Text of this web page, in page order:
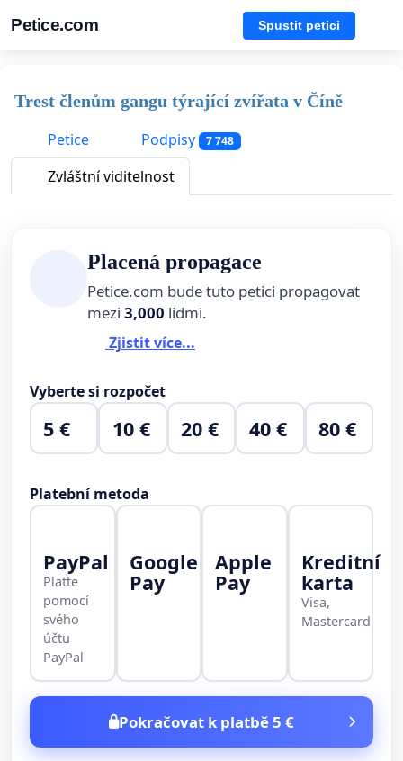
Petice.com Spustit petici
Trest členům gangu týrající zvířata v Číně
Petice
Podpisy 7 748
Zvláštní viditelnost
Placená propagace
Petice.com bude tuto petici propagovat
mezi 3,000 lidmi.
Zjistit více...
Vyberte si rozpočet
5 € 10 € 20 € 40 € 80 €
Platební metoda
PayPal
Plaťte
pomocí
svého
účtu
PayPal
Google
Pay
Apple
Pay
Kreditní
karta
Visa,
Mastercard
Pokračovat k platbě 5 €